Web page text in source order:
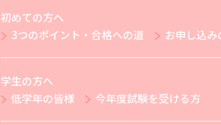
初めての方へ
3つのポイント・合格への道
お申し込
学生の方へ
低学年の皆様
今年度試験を受ける方